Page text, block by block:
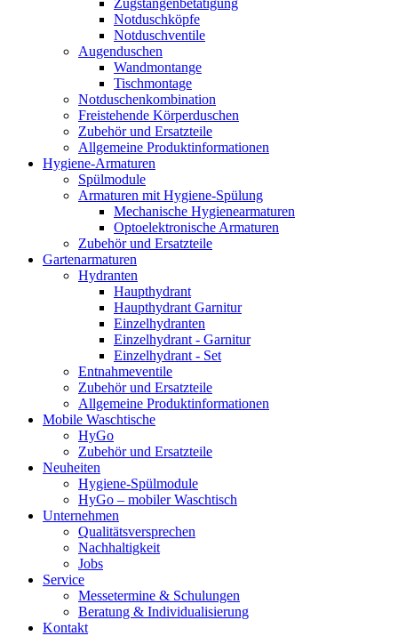
Zugstangenbetätigung
Notduschköpfe
Notduschventile
Augenduschen
Wandmontange
Tischmontage
Notduschenkombination
Freistehende Körperduschen
Zubehör und Ersatzteile
Allgemeine Produktinformationen
Hygiene-Armaturen
Spülmodule
Armaturen mit Hygiene-Spülung
Mechanische Hygienearmaturen
Optoelektronische Armaturen
Zubehör und Ersatzteile
Gartenarmaturen
Hydranten
Haupthydrant
Haupthydrant Garnitur
Einzelhydranten
Einzelhydrant - Garnitur
Einzelhydrant - Set
Entnahmeventile
Zubehör und Ersatzteile
Allgemeine Produktinformationen
Mobile Waschtische
HyGo
Zubehör und Ersatzteile
Neuheiten
Hygiene-Spülmodule
HyGo – mobiler Waschtisch
Unternehmen
Qualitätsversprechen
Nachhaltigkeit
Jobs
Service
Messetermine & Schulungen
Beratung & Individualisierung
Kontakt